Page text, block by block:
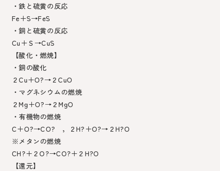
・鉄と硫黄の反応
Fe＋S→FeS
・銅と硫黄の反応
Cu＋Ｓ→CuS
【酸化・燃焼】
・銅の酸化
２Cu＋O?→２CuO
・マグネシウムの燃焼
２Mg＋O?→２MgO
・有機物の燃焼
C＋O?→CO? ，２H?＋O?→２H?O
※メタンの燃焼
CH?＋２O?→CO?＋２H?O
【還元】